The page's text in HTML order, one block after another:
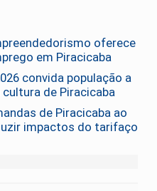
oferece
em Piracicaba
convida população a
de Piracicaba
de Piracicaba ao
impactos do tarifaço